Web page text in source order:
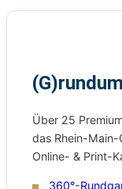
Über 25
das Rhein-
Online- & Print-
360°-